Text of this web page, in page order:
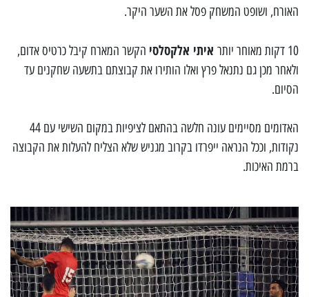
האורח, ושופט המשחק פסל את השער היקר.
10 דקות מאוחר יותר איתי אלקסלסי הקשר המארח קיבל כרטיס אדום,
ולאחר מכן גם נתנאל פרץ ואלו הותירו את קבוצתם בתשעה שחקנים עד
הסיום.
האדומים מסיימים עונה חלשה בהתאם לציפיות במקום השישי עם 44
נקודות, וככל הנראה ייפרדו בקרוב מגניש שלא הצליח להעלות את הקבוצה
ברמת האיכות.